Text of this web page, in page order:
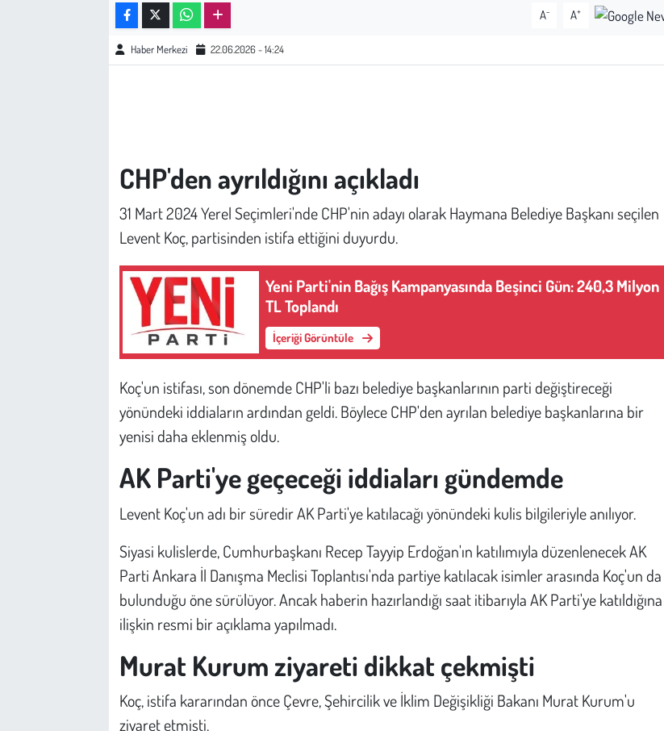
A- A+
Haber Merkezi 22.06.2026 - 14:24
CHP'den ayrıldığını açıkladı
31 Mart 2024 Yerel Seçimleri'nde CHP'nin adayı olarak Haymana Belediye Başkanı seçilen
Levent Koç, partisinden istifa ettiğini duyurdu.
Yeni Parti'nin Bağış Kampanyasında Beşinci Gün: 240,3 Milyon
TL Toplandı
İçeriği Görüntüle
Koç'un istifası, son dönemde CHP'li bazı belediye başkanlarının parti değiştireceği
yönündeki iddiaların ardından geldi. Böylece CHP'den ayrılan belediye başkanlarına bir
yenisi daha eklenmiş oldu.
AK Parti'ye geçeceği iddiaları gündemde
Levent Koç'un adı bir süredir AK Parti'ye katılacağı yönündeki kulis bilgileriyle anılıyor.
Siyasi kulislerde, Cumhurbaşkanı Recep Tayyip Erdoğan'ın katılımıyla düzenlenecek AK
Parti Ankara İl Danışma Meclisi Toplantısı'nda partiye katılacak isimler arasında Koç'un da
bulunduğu öne sürülüyor. Ancak haberin hazırlandığı saat itibarıyla AK Parti'ye katıldığına
ilişkin resmi bir açıklama yapılmadı.
Murat Kurum ziyareti dikkat çekmişti
Koç, istifa kararından önce Çevre, Şehircilik ve İklim Değişikliği Bakanı Murat Kurum'u
ziyaret etmişti.